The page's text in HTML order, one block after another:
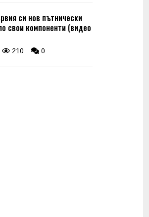
си нов пътнически
свои компоненти (видео
210 0